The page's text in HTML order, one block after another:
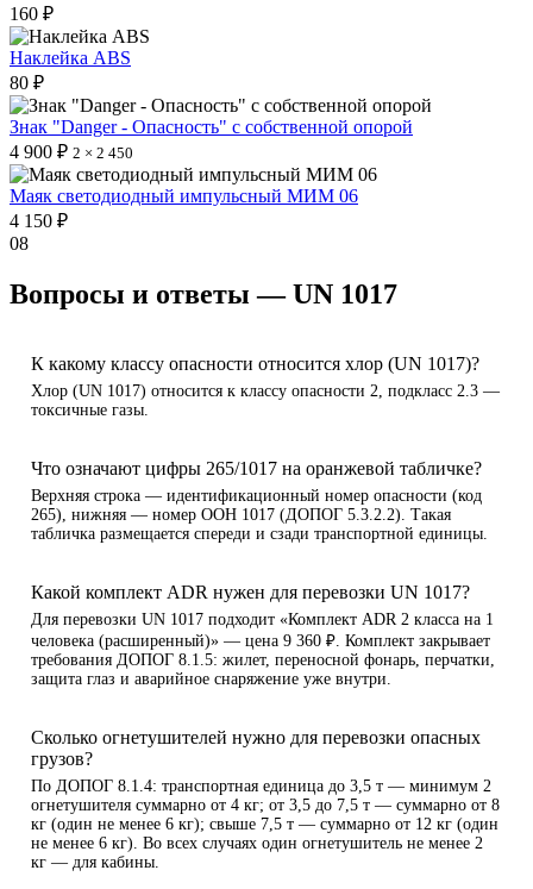
160 ₽
Наклейка ABS
80 ₽
Знак "Danger - Опасность" с собственной опорой
4 900 ₽ 2 × 2 450
Маяк светодиодный импульсный МИМ 06
4 150 ₽
08
Вопросы и ответы — UN 1017
К какому классу опасности относится хлор (UN 1017)?
Хлор (UN 1017) относится к классу опасности 2, подкласс 2.3 —
токсичные газы.
Что означают цифры 265/1017 на оранжевой табличке?
Верхняя строка — идентификационный номер опасности (код
265), нижняя — номер ООН 1017 (ДОПОГ 5.3.2.2). Такая
табличка размещается спереди и сзади транспортной единицы.
Какой комплект ADR нужен для перевозки UN 1017?
Для перевозки UN 1017 подходит «Комплект ADR 2 класса на 1
человека (расширенный)» — цена 9 360 ₽. Комплект закрывает
требования ДОПОГ 8.1.5: жилет, переносной фонарь, перчатки,
защита глаз и аварийное снаряжение уже внутри.
Сколько огнетушителей нужно для перевозки опасных
грузов?
По ДОПОГ 8.1.4: транспортная единица до 3,5 т — минимум 2
огнетушителя суммарно от 4 кг; от 3,5 до 7,5 т — суммарно от 8
кг (один не менее 6 кг); свыше 7,5 т — суммарно от 12 кг (один
не менее 6 кг). Во всех случаях один огнетушитель не менее 2
кг — для кабины.